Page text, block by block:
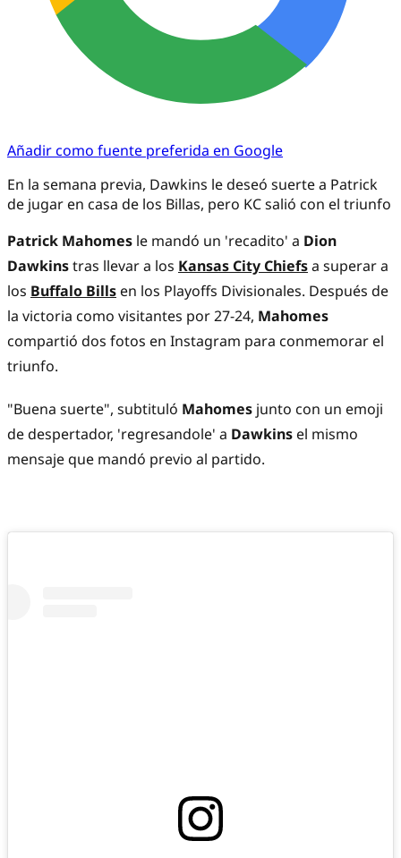
Añadir como fuente preferida en Google
En la semana previa, Dawkins le deseó suerte a Patrick
de jugar en casa de los Billas, pero KC salió con el triunfo
Patrick Mahomes le mandó un 'recadito' a Dion
Dawkinstras llevar a los Kansas City Chiefsa superar a
los Buffalo Bills en los Playoffs Divisionales. Después de
la victoria como visitantes por 27-24, Mahomes
compartió dos fotos en Instagram para conmemorar el
triunfo.
"Buena suerte", subtituló Mahomes junto con un emoji
de despertador, 'regresandole' a Dawkins el mismo
mensaje que mandó previo al partido.